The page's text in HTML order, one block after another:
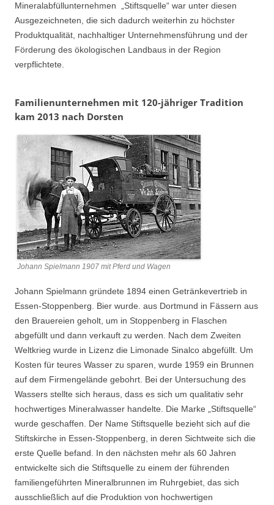
Mineralabfüllunternehmen „Stiftsquelle“ war unter diesen
Ausgezeichneten, die sich dadurch weiterhin zu höchster
Produktqualität, nachhaltiger Unternehmensführung und der
Förderung des ökologischen Landbaus in der Region
verpflichtete.
Familienunternehmen mit 120-jähriger Tradition
kam 2013 nach Dorsten
Johann Spielmann 1907 mit Pferd und Wagen
Johann Spielmann gründete 1894 einen Getränkevertrieb in
Essen-Stoppenberg. Bier wurde. aus Dortmund in Fässern aus
den Brauereien geholt, um in Stoppenberg in Flaschen
abgefüllt und dann verkauft zu werden. Nach dem Zweiten
Weltkrieg wurde in Lizenz die Limonade Sinalco abgefüllt. Um
Kosten für teures Wasser zu sparen, wurde 1959 ein Brunnen
auf dem Firmengelände gebohrt. Bei der Untersuchung des
Wassers stellte sich heraus, dass es sich um qualitativ sehr
hochwertiges Mineralwasser handelte. Die Marke „Stiftsquelle“
wurde geschaffen. Der Name Stiftsquelle bezieht sich auf die
Stiftskirche in Essen-Stoppenberg, in deren Sichtweite sich die
erste Quelle befand. In den nächsten mehr als 60 Jahren
entwickelte sich die Stiftsquelle zu einem der führenden
familiengeführten Mineralbrunnen im Ruhrgebiet, das sich
ausschließlich auf die Produktion von hochwertigen